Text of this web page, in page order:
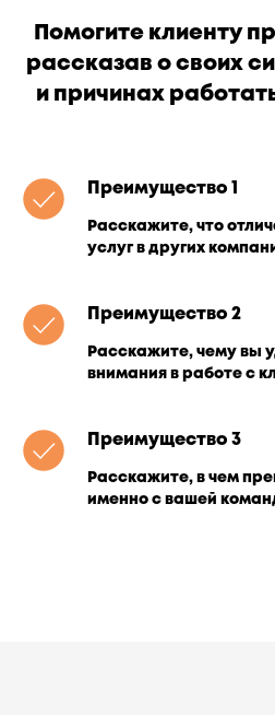
Помогите клиенту
рассказав о своих
и причинах
Преимущество 1
Расскажите, что
услуг в других
Преимущество 2
Расскажите, чему вы
внимания в работе с
Преимущество 3
Расскажите, в чем
именно с вашей